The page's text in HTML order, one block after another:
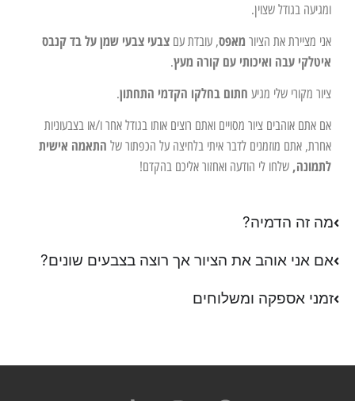
ומגיעה בגודל שצוין.
אני מציירת את הציור מאפס, עובדת עם צבעי צבעי שמן על בד קנבס
איטלקי עבה ואיכותי עם קורה מעץ.
ציור מקורי שלי מגיע חתום בחלקו הקדמי התחתון.
אם אתם אוהבים ציור מסויים ואתם רוצים אותו בגודל אחר ו/או בצבעוניות
אחרת, אתם מוזמנים לדבר איתי בלחיצה על הכפתור של התאמה אישית
לתמונה, שלחו לי הודעה ואחזור אליכם בהקדם!
מה זה הדמיה?
אם אני אוהב את הציור אך רוצה בצבעים שונים?
זמני אספקה ומשלוחים